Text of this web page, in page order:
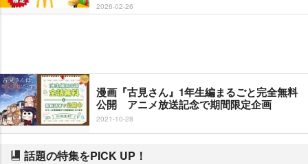
2026-02-26
漫画『古見さん』1年生編まるごと完全無料
公開 アニメ放送記念で期間限定企画
2021-10-28
話題の特集をPICK UP！